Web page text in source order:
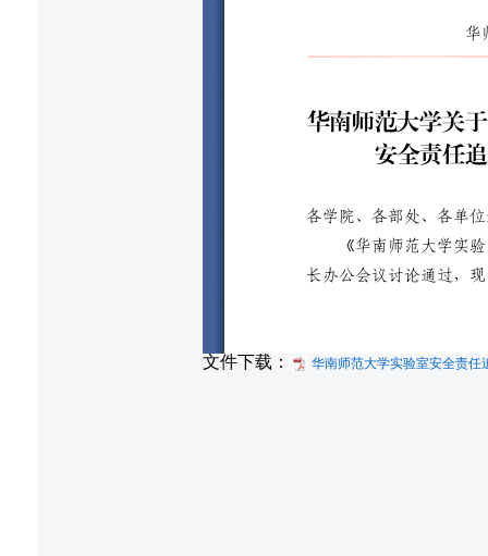
文件下载： 华南师范大学实验室安全责任